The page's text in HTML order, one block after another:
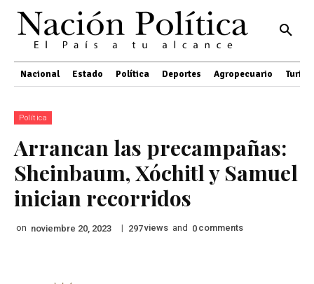
Nacional Estado Política Deportes Agropecuario
Política
Arrancan las precampañas:
Sheinbaum, Xóchitl y Samuel
inician recorridos
on noviembre 20, 2023 | 297views and 0 comments